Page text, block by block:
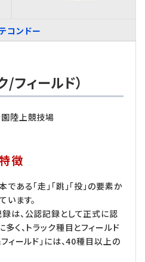
コンドー
/フィールド）
陸上競技場
徴
ある「走」「跳」「投」の要素か
ます。
は、公認記録として正式に認
く、トラック種目とフィールド
ィールド」には、40種目以上の